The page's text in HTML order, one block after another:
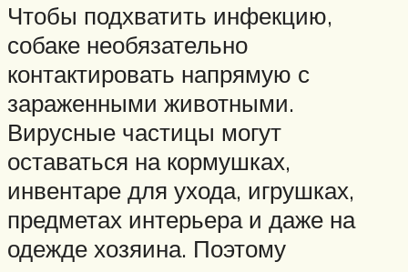
Чтобы подхватить инфекцию,
собаке необязательно
контактировать напрямую с
зараженными животными.
Вирусные частицы могут
оставаться на кормушках,
инвентаре для ухода, игрушках,
предметах интерьера и даже на
одежде хозяина. Поэтому